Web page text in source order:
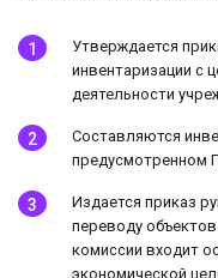
Утверждается
инвентаризации с
деятельности
Составляются
предусмотренном
Издается приказ
переводу
комиссии входит
экономической